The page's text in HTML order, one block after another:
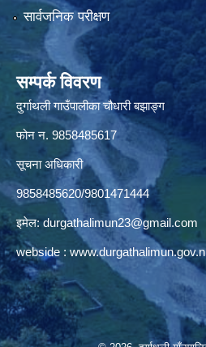
सार्वजनिक परीक्षण
सम्पर्क विवरण
दुर्गाथली गाउँपालीका चौधारी बझाङ्ग
फोन न.‌ 9858485617
सूचना अधिकारी
9858485620/9801471444
इमेल: durgathalimun23@gmail.com
webside :